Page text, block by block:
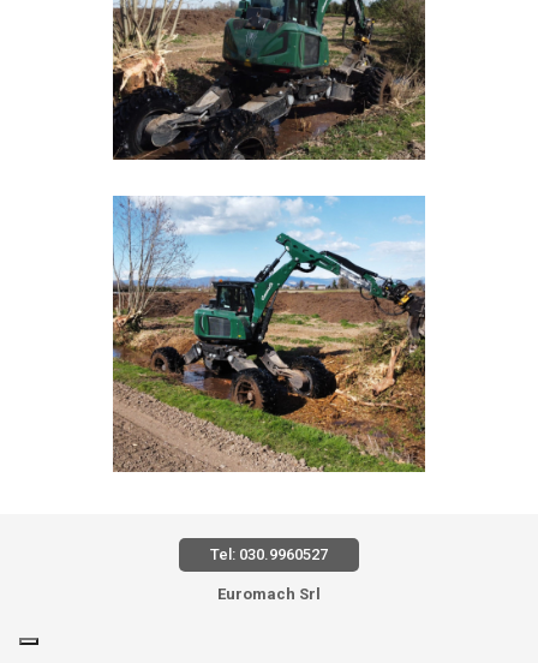
Tel: 030.9960527
Euromach Srl